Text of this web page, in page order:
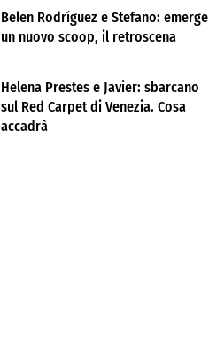
Belen Rodríguez e Stefano: emerge
un nuovo scoop, il retroscena
Helena Prestes e Javier: sbarcano
sul Red Carpet di Venezia. Cosa
accadrà